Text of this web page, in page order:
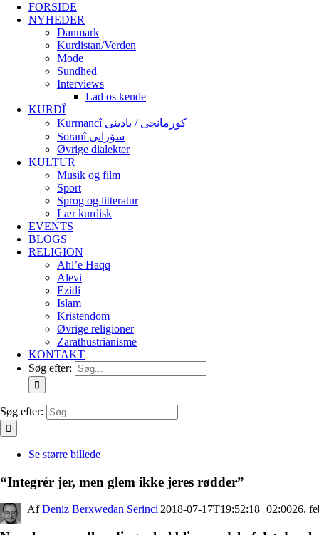
FORSIDE
NYHEDER
Danmark
Kurdistan/Verden
Mode
Sundhed
Interviews
Lad os kende
KURDÎ
Kurmancî کورمانجی / بادینی
Soranî سۆرانی
Øvrige dialekter
KULTUR
Musik og film
Sport
Sprog og litteratur
Lær kurdisk
EVENTS
BLOGS
RELIGION
Ahl’e Haqq
Alevi
Ezidi
Islam
Kristendom
Øvrige religioner
Zarathustrianisme
KONTAKT
Søg efter:
Søg efter:
Se større billede
“Integrér jer, men glem ikke jeres rødder”
By Deniz Berxwedan Serinci|2018-07-17T19:52:18+02:0026.